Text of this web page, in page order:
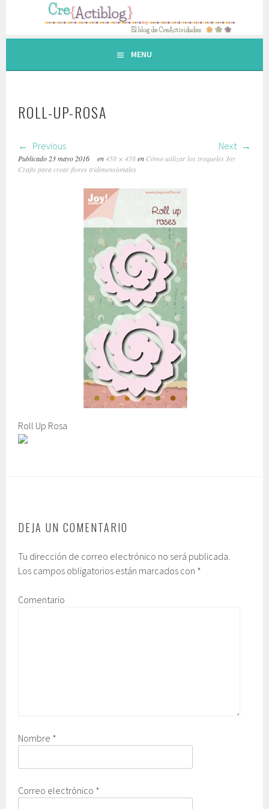
contenido.
MENU
ROLL-UP-ROSA
Previous Next
Publicado 23 mayo 2016 en458 × 458en Cómo utilizar los troqueles Joy
Crafts para crear flores tridimensionales
Roll Up Rosa
DEJA UN COMENTARIO
Tu dirección de correo electrónico no será publicada.
Los campos obligatorios están marcados con *
Comentario
Nombre *
Correo electrónico *